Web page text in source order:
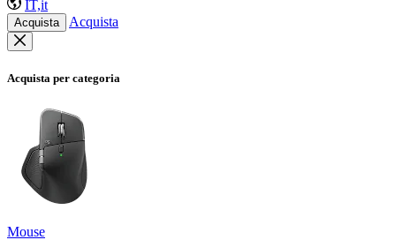
IT,it
Acquista Acquista
Acquista per categoria
Mouse